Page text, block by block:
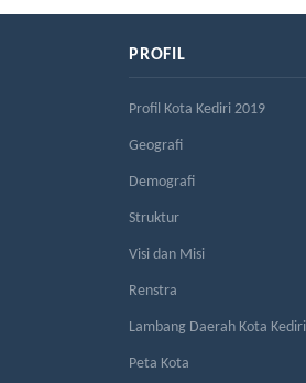
PROFIL
Profil Kota Kediri 2019
Geografi
Demografi
Struktur
Visi dan Misi
Renstra
Lambang Daerah Kota Kediri
Peta Kota